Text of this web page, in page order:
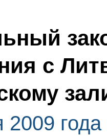
с
2009 года